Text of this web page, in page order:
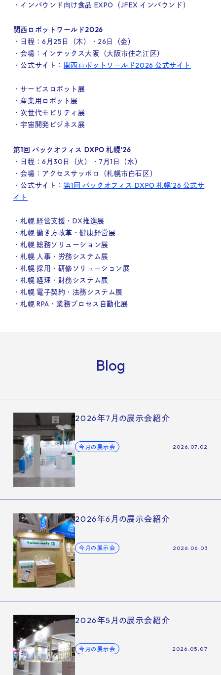
・インバウンド向け食品 EXPO（JFEX インバウンド）
関西ロボットワールド2026
・日程：6月25日（木）・26日（金）
・会場：インテックス大阪（大阪市住之江区）
・公式サイト： 関西ロボットワールド2026 公式サイト
・サービスロボット展
・産業用ロボット展
・次世代モビリティ展
・宇宙開発ビジネス展
第1回 バックオフィス DXPO 札幌’26
・日程：6月30日（火）・7月1日（水）
・会場：アクセスサッポロ（札幌市白石区）
・公式サイト： 第1回 バックオフィス DXPO 札幌’26 公式サ
イト
・札幌 経営支援・DX推進展
・札幌 働き方改革・健康経営展
・札幌 総務ソリューション展
・札幌 人事・労務システム展
・札幌 採用・研修ソリューション展
・札幌 経理・財務システム展
・札幌 電子契約・法務システム展
・札幌 RPA・業務プロセス自動化展
Blog
2026年7月の展示会紹介
今月の展示会 2026.07.02
2026年6月の展示会紹介
今月の展示会 2026.06.03
2026年5月の展示会紹介
今月の展示会 2026.05.07